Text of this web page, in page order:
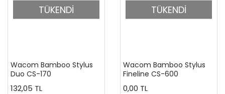
TÜKENDİ
Wacom Bamboo Stylus
Duo CS-170
132,05 TL
TÜKENDİ
Wacom Bamboo Stylus
Fineline CS-600
0,00 TL